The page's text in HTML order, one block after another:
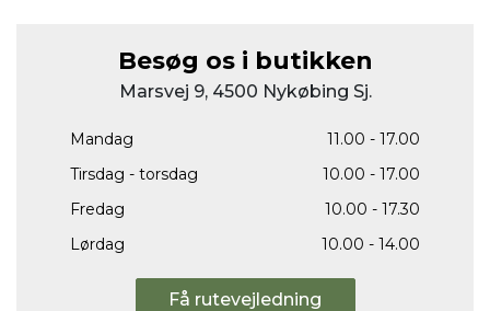
Besøg os i butikken
Marsvej 9, 4500 Nykøbing Sj.
Mandag
11.00 - 17.00
Tirsdag - torsdag
10.00 - 17.00
Fredag
10.00 - 17.30
Lørdag
10.00 - 14.00
Få rutevejledning